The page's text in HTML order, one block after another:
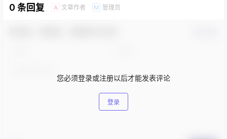
0 条回复 A 文章作者 M 管理员
您必须登录或注册以后才能发表评论
登录